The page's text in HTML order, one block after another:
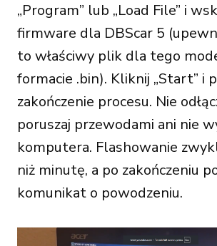
„Program” lub „Load File” i
firmware dla DBScar 5
to właściwy plik dla tego
formacie .bin). Kliknij „Start” i
zakończenie procesu. Nie
poruszaj przewodami ani nie
komputera. Flashowanie
niż minutę, a po zakończeniu
komunikat o powodzeniu.